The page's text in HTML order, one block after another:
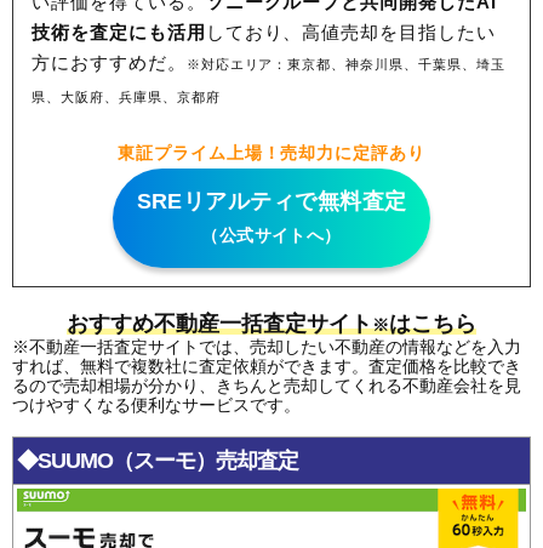
技術を査定にも活用 しており、高値売却を目指したい
方におすすめだ。
※対応エリア：東京都、神奈川県、千葉県、埼玉
県、大阪府、兵庫県、京都府
東証プライム上場！売却力に定評あり
SREリアルティで無料査定
（公式サイトへ）
おすすめ不動産一括査定サイト※はこちら
※不動産一括査定サイトでは、売却したい不動産の情報などを入力
すれば、無料で複数社に査定依頼ができます。査定価格を比較でき
るので売却相場が分かり、きちんと売却してくれる不動産会社を見
つけやすくなる便利なサービスです。
◆SUUMO（スーモ）売却査定